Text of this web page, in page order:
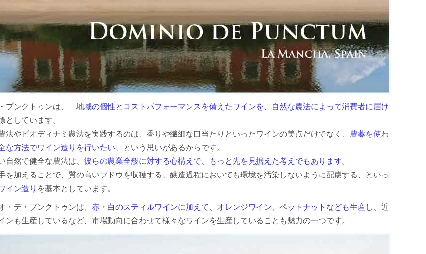
プンクトゥンは、
「地域の個性とコストパフォーマンスを備えたワインを、自然な農法によって消費者に届け
としています。
法やビオディナミ農法を実践するのは、香りや繊細な口当たりといったワインの美点だけでなく、 農薬を使わ
な方法でワイン造りを行いたい、
という思いがあるからです。
自然で健全な農法は、 彼らの農業全般に対する心構えで、もっと先を見据えた考えでもあります。
を加えることで、質の高いブドウを収穫する、醸造過程においても環境を汚染しないように配慮する、といっ
イン造り を基本としています。
・デ・プンクトゥンは、 赤・白のスティルワインに加えて、オレンジワイン、ペットナットなども生産し、 近
ンも生産しているなど、市場動向に合わせて様々なワインを生産していることも魅力の一つです。